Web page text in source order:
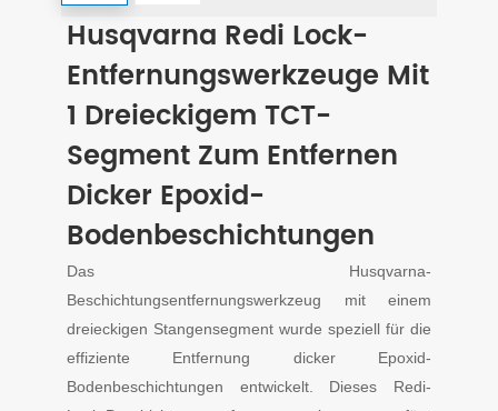
Husqvarna Redi Lock-
Entfernungswerkzeuge Mit
1 Dreieckigem TCT-
Segment Zum Entfernen
Dicker Epoxid-
Bodenbeschichtungen
Das Husqvarna-
Beschichtungsentfernungswerkzeug mit einem
dreieckigen Stangensegment wurde speziell für die
effiziente Entfernung dicker Epoxid-
Bodenbeschichtungen entwickelt. Dieses Redi-